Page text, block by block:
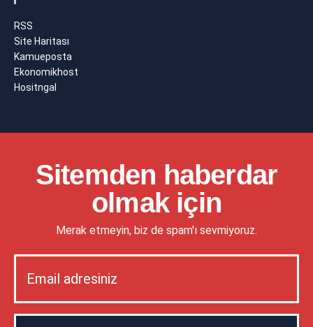
RSS
Site Haritası
Kamueposta
Ekonomikhost
Hositngal
Sitemden haberdar
olmak için
Merak etmeyin, biz de spam'ı sevmiyoruz.